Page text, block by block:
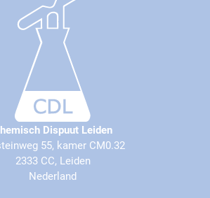
Dispuut Leiden
55, kamer CM0.32
2333 CC, Leiden
Nederland